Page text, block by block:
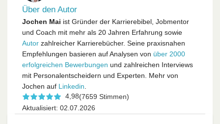
Über den Autor
Jochen Mai ist Gründer der Karrierebibel, Jobmentor
und Coach mit mehr als 20 Jahren Erfahrung sowie
Autor zahlreicher Karrierebücher. Seine praxisnahen
Empfehlungen basieren auf Analysen von über 2000
erfolgreichen Bewerbungen und zahlreichen Interviews
mit Personalentscheidern und Experten. Mehr von
Jochen auf Linkedin
4,98(7659 Stimmen)
Aktualisiert: 02.07.2026